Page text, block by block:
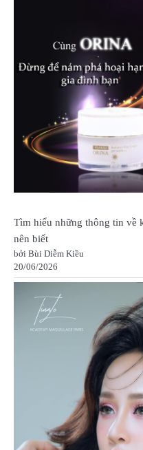
Tìm hiểu những thông tin về
nên biết
bởi Bùi Diễm Kiều
20/06/2026